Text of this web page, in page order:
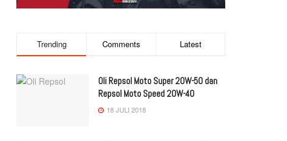
Trending Comments Latest
Oli Repsol Moto Super 20W-50 dan
Repsol Moto Speed 20W-40
18 JULI 2018